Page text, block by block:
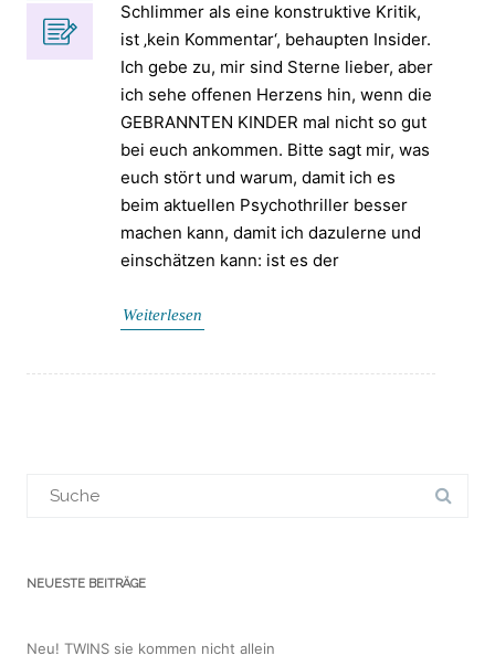
Schlimmer als eine konstruktive Kritik,
ist ‚kein Kommentar‘, behaupten Insider.
Ich gebe zu, mir sind Sterne lieber, aber
ich sehe offenen Herzens hin, wenn die
GEBRANNTEN KINDER mal nicht so gut
bei euch ankommen. Bitte sagt mir, was
euch stört und warum, damit ich es
beim aktuellen Psychothriller besser
machen kann, damit ich dazulerne und
einschätzen kann: ist es der
Weiterlesen
für:
NEUESTE BEITRÄGE
Neu! TWINS sie kommen nicht allein